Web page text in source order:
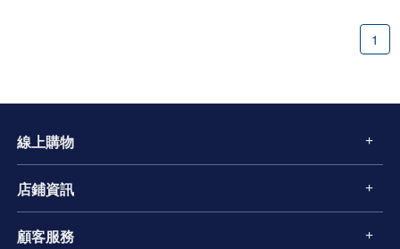
1
線上購物
店鋪資訊
顧客服務